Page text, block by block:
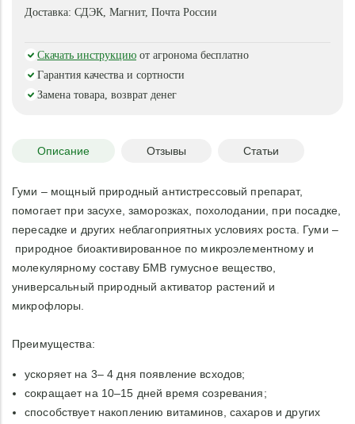
ядохимикаты, связывает, т.е. переводит в нерастворимое
улучшает экологическую чистоту выращиваемой
продукции.
Весеннее и осеннее обогащение 1 м2 почвы или
компоста гуминовыми веществами - 2 ч. ложки ( 7,5 мл)
на 10 л воды.
Предпосевное замачивание 100 г всех видов семян для
увеличения всхожести и активного роста - 1 капля на 100
мл воды.
Полив и опрыскивание комнатных растений и цветов
клубней картофеля - 8 ч. ложек (30 мл) на 1 л воды.
Полив 2 м2 и опрыскивание 100 м2 садово-огородных
растений каждые 2 недели - 2 ч. ложки ( 7,5 мл) на 10 л
Доставка: СДЭК, Магнит, Почта России
Скачать инструкцию от агронома бесплатно
Гарантия качества и сортности
Замена товара, возврат денег
Описание Отзывы Статьи
Гуми – мощный природный антистрессовый препарат,
помогает при засухе, заморозках, похолодании, при посадке,
пересадке и других неблагоприятных условиях роста. Гуми –
природное биоактивированное по микроэлементному и
молекулярному составу БМВ гумусное вещество,
универсальный природный активатор растений и
микрофлоры.
Преимущества:
ускоряет на 3– 4 дня появление всходов;
сокращает на 10–15 дней время созревания;
способствует накоплению витаминов, сахаров и других